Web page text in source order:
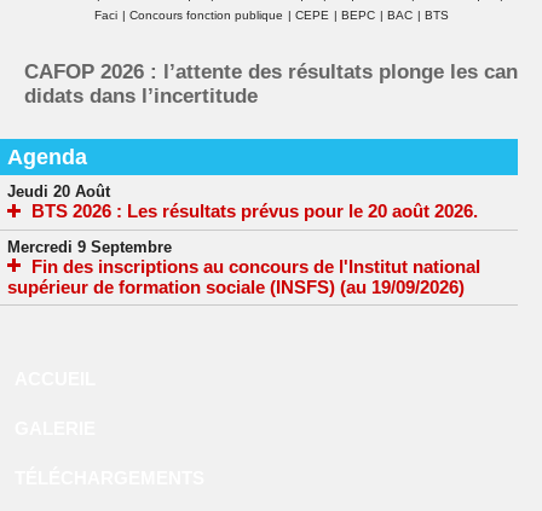
Faci | Concours fonction publique | CEPE | BEPC | BAC | BTS
CAFOP 2026 : l’attente des résultats plonge les can
didats dans l’incertitude
Agenda
Jeudi 20 Août
BTS 2026 : Les résultats prévus pour le 20 août 2026.
Mercredi 9 Septembre
Fin des inscriptions au concours de l'Institut national
supérieur de formation sociale (INSFS) (au 19/09/2026)